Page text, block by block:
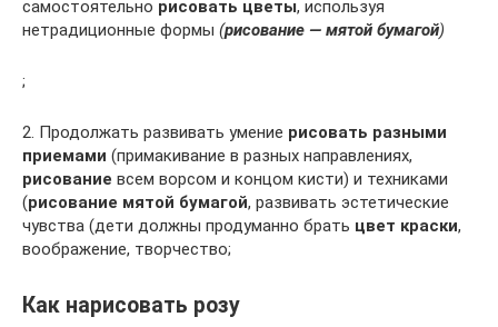
самостоятельно рисовать цветы, используя
нетрадиционные формы (рисование — мятой бумагой)
;
2. Продолжать развивать умение рисовать разными
приемами (примакивание в разных направлениях,
рисование всем ворсом и концом кисти) и техниками
(рисование мятой бумагой, развивать эстетические
чувства (дети должны продуманно брать цвет краски,
воображение, творчество;
Как нарисовать розу